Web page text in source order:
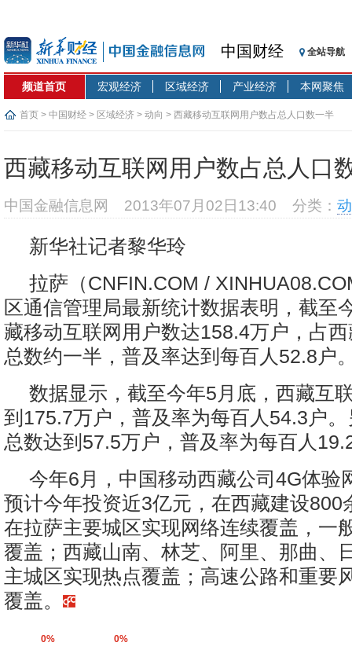
中国财经 全站导航
频道首页 宏观经济 区域经济 产业经济 本网聚焦
首页 > 中国财经 > 区域经济 > 动向 > 西藏移动互联网用户数占总人口数一半
西藏移动互联网用户数占总人口
中国金融信息网 2013年07月02日13:40 分类：
新华社记者黎华玲
拉萨（CNFIN.COM /
区通信管理局最新统计数据表明，截至
藏移动互联网用户数达158.4万户，占
总数约一半，普及率达到每百人52.8户
数据显示，截至今年5月底，西藏互
到175.7万户，普及率为每百人54.3户
总数达到57.5万户，普及率为每百人
今年6月，中国移动西藏公司4G体验
预计今年投资近3亿元，在西藏建设800
在拉萨主要城区实现网络连续覆盖，一
覆盖；西藏山南、林芝、阿里、那曲、
主城区实现热点覆盖；高速公路和重要
覆盖。
0% 0%